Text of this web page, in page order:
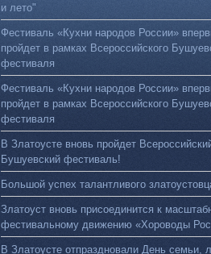
и лето"
Фестиваль «Кухни народов России»
пройдет в рамках Всероссийского
фестиваля
Фестиваль «Кухни народов России»
пройдет в рамках Всероссийского
фестиваля
В Златоусте вновь пройдет
Бушуевский фестиваль!
Большой успех талантливого
Златоуст вновь присоединится к
фестивальному движению «Хороводы
В Златоусте отпраздновали День семьи,